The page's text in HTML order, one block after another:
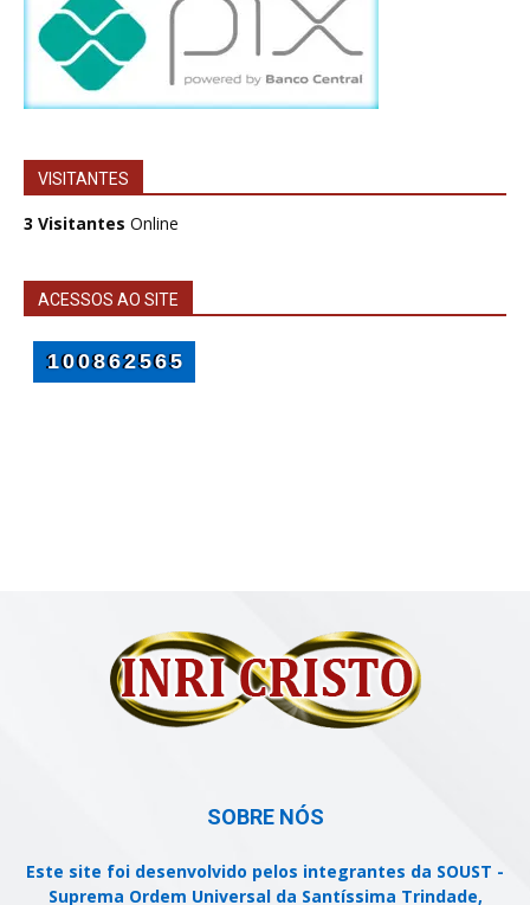
VISITANTES
3 Visitantes Online
ACESSOS AO SITE
SOBRE NÓS
Este site foi desenvolvido pelos integrantes da SOUST -
Suprema Ordem Universal da Santíssima Trindade,